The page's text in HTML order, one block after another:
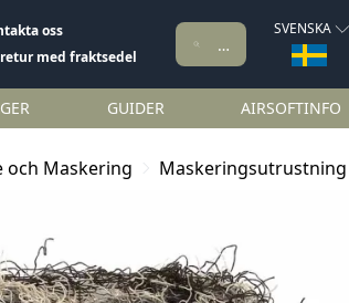
oss
med fraktsedel
SVENSKA
GUIDER AIRSOFTINFO
och Maskering Maskeringsutrustning